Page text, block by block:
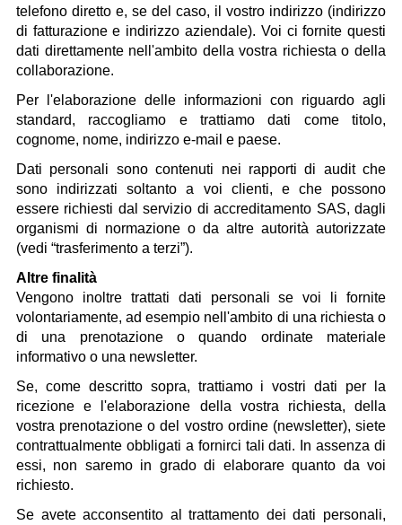
telefono diretto e, se del caso, il vostro indirizzo (indirizzo
di fatturazione e indirizzo aziendale). Voi ci fornite questi
dati direttamente nell'ambito della vostra richiesta o della
collaborazione.
Per l'elaborazione delle informazioni con riguardo agli
standard, raccogliamo e trattiamo dati come titolo,
cognome, nome, indirizzo e-mail e paese.
Dati personali sono contenuti nei rapporti di audit che
sono indirizzati soltanto a voi clienti, e che possono
essere richiesti dal servizio di accreditamento SAS, dagli
organismi di normazione o da altre autorità autorizzate
(vedi “trasferimento a terzi”).
Altre finalità
Vengono inoltre trattati dati personali se voi li fornite
volontariamente, ad esempio nell'ambito di una richiesta o
di una prenotazione o quando ordinate materiale
informativo o una newsletter.
Se, come descritto sopra, trattiamo i vostri dati per la
ricezione e l'elaborazione della vostra richiesta, della
vostra prenotazione o del vostro ordine (newsletter), siete
contrattualmente obbligati a fornirci tali dati. In assenza di
essi, non saremo in grado di elaborare quanto da voi
richiesto.
Se avete acconsentito al trattamento dei dati personali,